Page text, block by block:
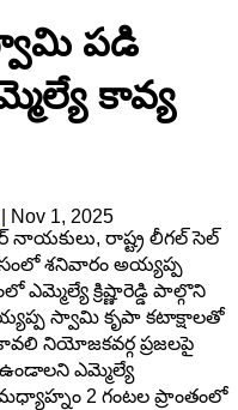
పడి
కావ్య
Nov 1, 2025
రాష్ట్ర లీగల్ సెల్
శనివారం అయ్యప్ప
క్రిష్ణారెడ్డి పాల్గొని
స్వామి కృపా కటాక్షాలతో
నియోజకవర్గ ప్రజలపై
ఉండాలని ఎమ్మెల్యే
2 గంటల ప్రాంతంలో